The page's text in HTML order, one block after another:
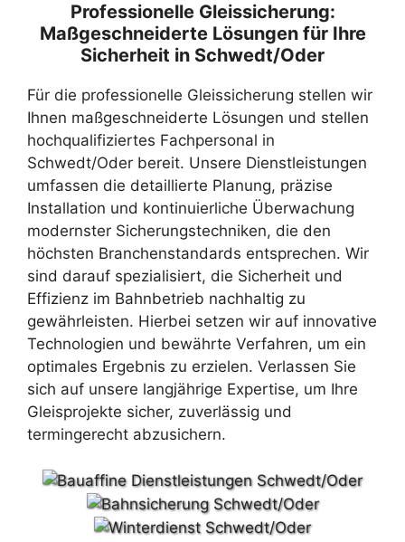
Professionelle Gleissicherung:
Maßgeschneiderte Lösungen für Ihre
Sicherheit in Schwedt/Oder
Für die professionelle Gleissicherung stellen wir
Ihnen maßgeschneiderte Lösungen und stellen
hochqualifiziertes Fachpersonal in
Schwedt/Oder bereit. Unsere Dienstleistungen
umfassen die detaillierte Planung, präzise
Installation und kontinuierliche Überwachung
modernster Sicherungstechniken, die den
höchsten Branchenstandards entsprechen. Wir
sind darauf spezialisiert, die Sicherheit und
Effizienz im Bahnbetrieb nachhaltig zu
gewährleisten. Hierbei setzen wir auf innovative
Technologien und bewährte Verfahren, um ein
optimales Ergebnis zu erzielen. Verlassen Sie
sich auf unsere langjährige Expertise, um Ihre
Gleisprojekte sicher, zuverlässig und
termingerecht abzusichern.